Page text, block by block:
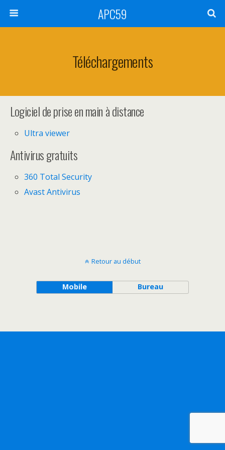
APC59
Téléchargements
Logiciel de prise en main à distance
Ultra viewer
Antivirus gratuits
360 Total Security
Avast Antivirus
Retour au début
Mobile Bureau